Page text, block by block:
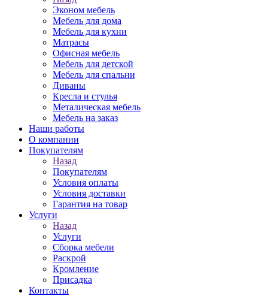
Эконом мебель
Мебель для дома
Мебель для кухни
Матрасы
Офисная мебель
Мебель для детской
Мебель для спальни
Диваны
Кресла и стулья
Металическая мебель
Мебель на заказ
Наши работы
О компании
Покупателям
Назад
Покупателям
Условия оплаты
Условия доставки
Гарантия на товар
Услуги
Назад
Услуги
Сборка мебели
Раскрой
Кромление
Присадка
Контакты